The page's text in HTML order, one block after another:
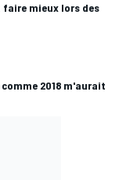
faire mieux lors des
2018 m'aurait